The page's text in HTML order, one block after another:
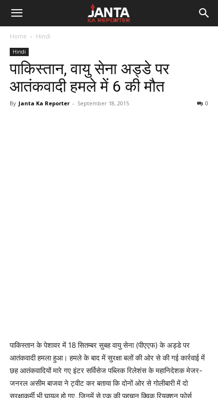
Janta
Reporter
Home Hindi
Hindi
पाकिस्तान, वायु सेना अड्डे पर
आतंकवादी हमले में 6 की मौत
By Janta Ka Reporter - September 18, 2015 0
पाकिस्तान के पेशावर में 18 सितम्बर सुबह वायु सेना (पीएएफ) के अड्डे पर
आतंकवादी हमला हुआ। हमले के बाद में सुरक्षा बलों की ओर से की गई कार्रवाई में
छह आतंकवादियों मारे गए इंटर सर्विसेज पब्लिक रिलेशंस के महानिदेशक मेजर-
जनरल असीम बाजवा ने ट्वीट कर बताया कि दोनों ओर से गोलीबारी में दो
सुरक्षाकर्मी भी घायल हो गए, जिनमें से एक की पहचान क्विक रियक्शन फोर्स